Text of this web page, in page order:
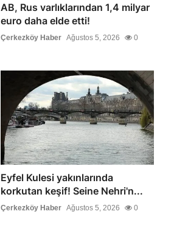
AB, Rus varlıklarından 1,4 milyar
euro daha elde etti!
Çerkezköy Haber Ağustos 5, 2026 0
Eyfel Kulesi yakınlarında
korkutan keşif! Seine Nehri'n...
Çerkezköy Haber Ağustos 5, 2026 0